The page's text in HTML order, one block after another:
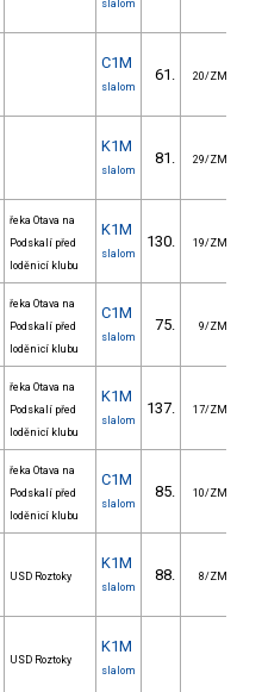
slalom
C1M
slalom
61. 20/ZM
K1M
slalom
81. 29/ZM
řeka Otava na
Podskalí před
loděnicí klubu
K1M
slalom
130. 19/ZM
řeka Otava na
Podskalí před
loděnicí klubu
C1M
slalom
75. 9/ZM
řeka Otava na
Podskalí před
loděnicí klubu
K1M
slalom
137. 17/ZM
řeka Otava na
Podskalí před
loděnicí klubu
C1M
slalom
85. 10/ZM
USD Roztoky
K1M
slalom
88. 8/ZM
USD Roztoky
K1M
slalom